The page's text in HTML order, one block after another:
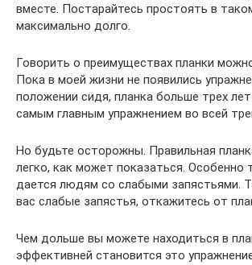
вместе. Постарайтесь простоять в
максимально долго.
Говорить о преимуществах планки
Пока в моей жизни не появились
положении сидя, планка больше трех
самым главным упражнением во всей
Но будьте осторожны. Правильная
легко, как может показаться. Особенно
дается людям со слабыми запястьями.
вас слабые запястья, откажитесь от
Чем дольше вы можете находиться в
эффективней становится это